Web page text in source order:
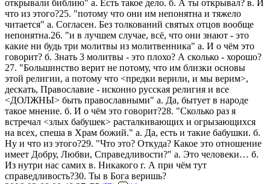
открывали библию" а. Есть такое дело. б. А ты открывал? в. И
что из этого?25. "потому что они им непонятна и тяжело
читается" а. Согласен. Без толкований святых отцов вообще
непонятна.26. "и в лучшем случае, всё, что они знают - это
какие ни будь три молитвы из молитвенника" а. И о чём это
говорит? б. Знать 3 молитвы - это плохо? А сколько - хорошо?
27. "Большинство верит не потому, что им близки основы
этой религии, а потому что <предки верили, и мы верим>,
дескать, Православие - исконно русская религия и все
<ДОЛЖНЫ> быть православными" а. Да, бытует в народе
такое мнение. б. И о чём это говорит?28. "Сколько раз я
встречал <злых бабушек> расталкивающих и огрызающихся
на всех, спеша в Храм божий." а. Да, есть и такие бабушки. б.
Ну и что из этого?29. "Что это? Откуда? Какое это отношение
имеет Добру, Любви, Справедливости?" а. Это человеки… б.
Из нутри нас самих в. Никакого г. А при чём тут
справедливость?30. Ты в Бога веришь?